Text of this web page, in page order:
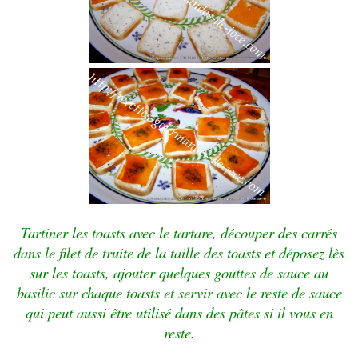
Tartiner les toasts avec le tartare, découper des carrés
dans le filet de truite de la taille des toasts et déposez lès
sur les toasts, ajouter quelques gouttes de sauce au
basilic sur chaque toasts et servir avec le reste de sauce
qui peut aussi être utilisé dans des pâtes si il vous en
reste.